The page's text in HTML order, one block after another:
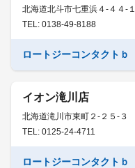
北海道北斗市七重浜４-４４-１
TEL: 0138-49-8188
ロートジーコンタクトｂ
イオン滝川店
北海道滝川市東町２-２５-３
TEL: 0125-24-4711
ロートジーコンタクトｂ